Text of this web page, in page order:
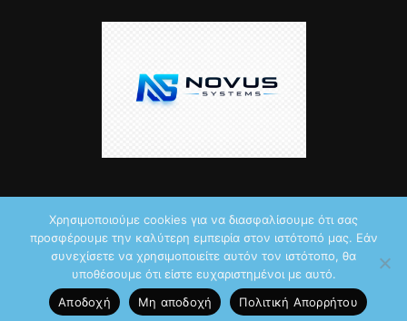
© 2026 by iTechNews.gr
Maddoctor dreamed it, Unpackman made it reality,Novus Systems
created it.
Χρησιμοποιούμε cookies για να διασφαλίσουμε ότι σας
προσφέρουμε την καλύτερη εμπειρία στον ιστότοπό μας. Εάν
συνεχίσετε να χρησιμοποιείτε αυτόν τον ιστότοπο, θα
υποθέσουμε ότι είστε ευχαριστημένοι με αυτό.
Αποδοχή
Μη αποδοχή Πολιτική Aπορρήτου